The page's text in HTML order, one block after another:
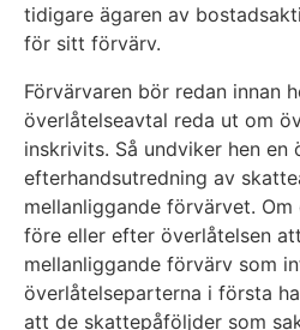
tidigare ägaren av
för sitt förvärv.
Förvärvaren bör redan innan
överlåtelseavtal reda ut om
inskrivits. Så undviker hen en
efterhandsutredning av
mellanliggande förvärvet.
före eller efter överlåtelsen
mellanliggande förvärv som
överlåtelseparterna i första
att de skattepåföljder som